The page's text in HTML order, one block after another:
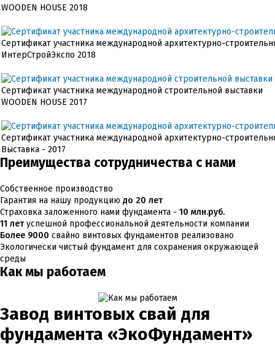
WOODEN HOUSE 2018
Сертификат участника международной архитектурно-
ИнтерСтройЭкспо 2018
Сертификат участника международной строительной выставки
WOODEN HOUSE 2017
Сертификат участника международной архитектурно-
Выставка - 2017
Диплом участинка 19-специализированной выставки "Коттедж и
"Загородом" 2017
Сертификат участника строительной выставки "Загородом" 2017
ОСМ-2014
Сертификат участина 15-ой специализированной выставки
Диплом участинка выставки строительных технологий
Эко-Строй 2014
Преимущества сотрудничества с нами
Собственное производство
Гарантия на нашу продукцию до 20 лет
Страховка заложенного нами фундамента - 10 млн.руб.
11 летуспешной профессиональной деятельности компании
Более 9000 свайно винтовых фундаментов реализовано
Экологически чистый фундамент для сохранения окружающей
среды
Как мы работаем
Завод винтовых свай для
фундамента «ЭкоФундамент»